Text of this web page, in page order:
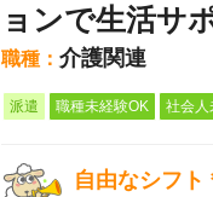
ョンで生活サ
職種： 介護関連
派遣 職種未経験OK 社会人
自由なシフ